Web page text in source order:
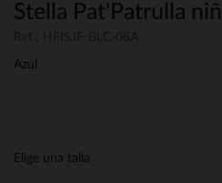
Stella Pat'Patrulla
Azul
Elige una talla